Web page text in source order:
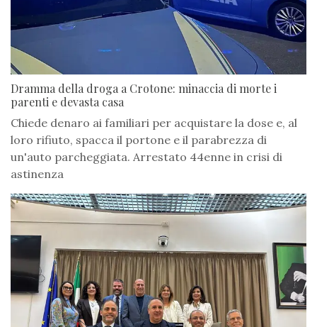
Dramma della droga a Crotone: minaccia di morte i
parenti e devasta casa
Chiede denaro ai familiari per acquistare la dose e, al
loro rifiuto, spacca il portone e il parabrezza di
un'auto parcheggiata. Arrestato 44enne in crisi di
astinenza